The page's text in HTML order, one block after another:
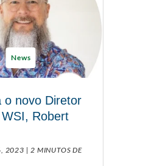
News
o novo Diretor
Robert
2023 | 2 MINUTOS DE